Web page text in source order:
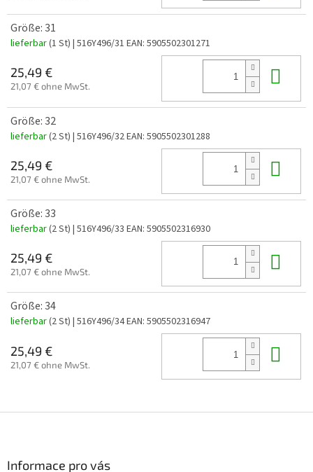
Größe: 31
lieferbar(1 St) | 516Y496/31 EAN: 5905502301271
25,49 €
21,07 € ohne MwSt.
Größe: 32
lieferbar(2 St) | 516Y496/32EAN: 5905502301288
25,49 €
21,07 € ohne MwSt.
Größe: 33
lieferbar(2 St) | 516Y496/33 EAN: 5905502316930
25,49 €
21,07 € ohne MwSt.
Größe: 34
lieferbar(2 St) | 516Y496/34EAN: 5905502316947
25,49 €
21,07 € ohne MwSt.
Informace pro vás